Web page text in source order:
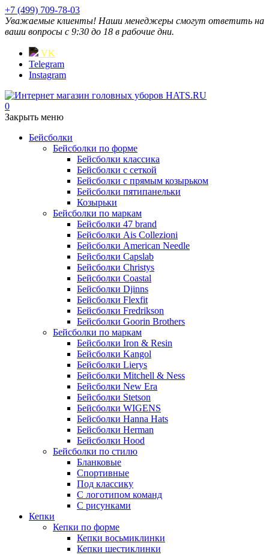
+7 (499) 709-78-03
Уважаемые клиенты! Наши менеджеры смогут ответить на
ваши вопросы с 9:30 до 18 в рабочие дни.
VK
Telegram
Instagram
0
Закрыть меню
Бейсболки
Бейсболки по форме
Бейсболки классика
Бейсболки с сеткой
Бейсболки с прямым козырьком
Бейсболки пятипанельки
Козырьки
Бейсболки по маркам
Бейсболки 47 brand
Бейсболки Ais Collezioni
Бейсболки American Needle
Бейсболки Capslab
Бейсболки Christys
Бейсболки Coastal
Бейсболки Djinns
Бейсболки Flexfit
Бейсболки Fredrikson
Бейсболки Goorin Brothers
Бейсболки по маркам
Бейсболки Iron & Resin
Бейсболки Kangol
Бейсболки Lierys
Бейсболки Mitchell & Ness
Бейсболки New Era
Бейсболки Stetson
Бейсболки WIGENS
Бейсболки Hanna Hats
Бейсболки Herman
Бейсболки Hood
Бейсболки по стилю
Бланковые
Спортивные
Под классику
С логотипом команд
С рисунками
Кепки
Кепки по форме
Кепки восьмиклинки
Кепки шестиклинки